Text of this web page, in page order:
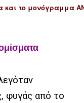
και το μονόγραμμα
φυγάς από το